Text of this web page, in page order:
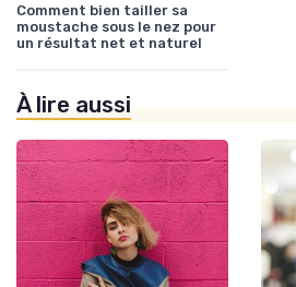
Comment bien tailler sa
moustache sous le nez pour
un résultat net et naturel
À lire aussi